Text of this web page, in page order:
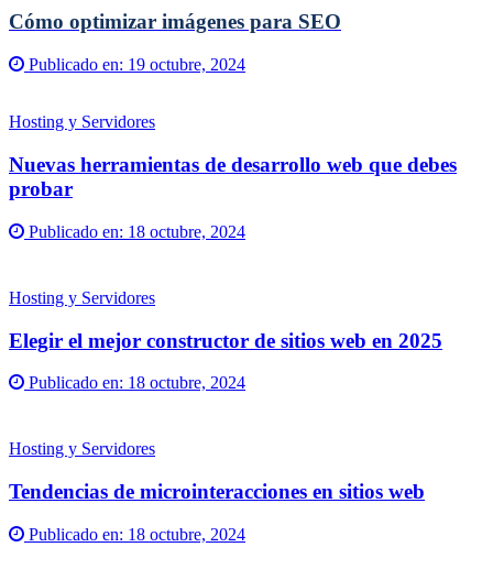
Cómo optimizar imágenes para SEO
Publicado en: 19 octubre, 2024
Hosting y Servidores
Nuevas herramientas de desarrollo web que debes
probar
Publicado en: 18 octubre, 2024
Hosting y Servidores
Elegir el mejor constructor de sitios web en 2025
Publicado en: 18 octubre, 2024
Hosting y Servidores
Tendencias de microinteracciones en sitios web
Publicado en: 18 octubre, 2024